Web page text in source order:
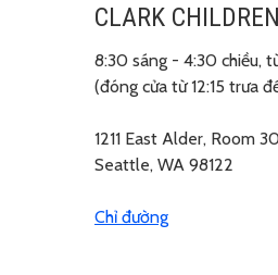
CLARK
8:30 sáng - 4:30 chiều,
(đóng cửa từ 12:15 trưa
1211 East Alder, Room
Seattle, WA 98122
Chỉ đường